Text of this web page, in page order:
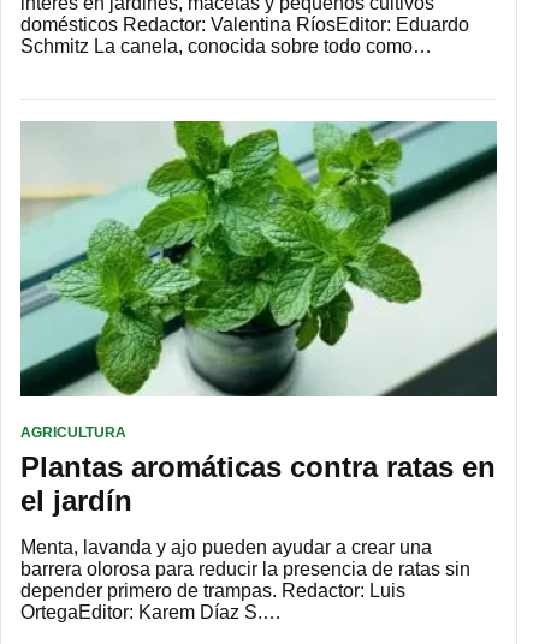
domésticos Redactor: Valentina RíosEditor: Eduardo
Schmitz La canela, conocida sobre todo como…
AGRICULTURA
Plantas aromáticas contra ratas en
el jardín
Menta, lavanda y ajo pueden ayudar a crear una
barrera olorosa para reducir la presencia de ratas sin
depender primero de trampas. Redactor: Luis
OrtegaEditor: Karem Díaz S.…